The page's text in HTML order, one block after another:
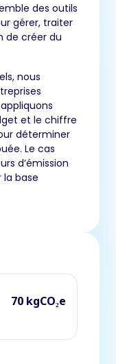
des outils
gérer, traiter
de créer du
nous
et le chiffre
déterminer
Le cas
d’émission
base
70 kgCO₂e